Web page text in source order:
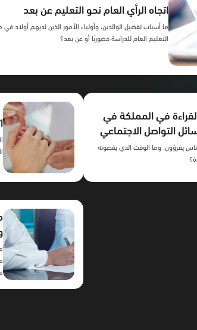
اتجاه الرأي العام نحو التعليم عن بعد
ما أسباب تفضيل الوالدين، وأولياء الأمور الذين لديهم أولاد في
التعليم العام للدراسة حضوريًا أو عن بعد؟
في المملكة في
التواصل الاجتماعي
يقرؤون، وما الوقت الذي يقضونه